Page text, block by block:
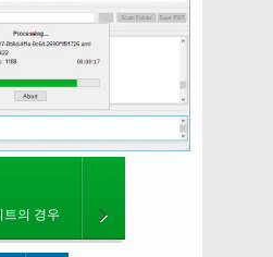
트의 경우